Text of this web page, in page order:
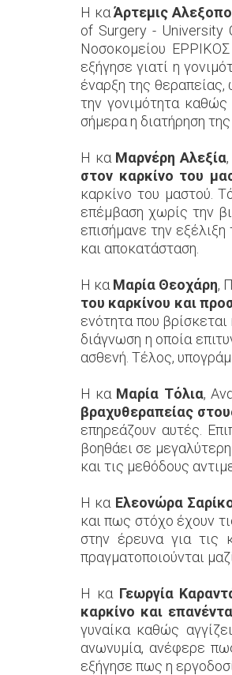
Η καΆρτεμις
of Surgery - University
Νοσοκομείου
εξήγησε γιατί η
έναρξη της
την γονιμότητα καθώς
σήμερα η διατήρηση
Η κα Μαρνέρη Αλεξία
στον καρκίνο του
καρκίνο του μαστού.
επέμβαση χωρίς την
επισήμανε την
και αποκατάσταση.
Η κα Μαρία Θεοχάρη,
του καρκίνου και
ενότητα που
διάγνωση η οποία
ασθενή. Τέλος,
Η κα Μαρία Τόλια,
βραχυθεραπείας
επηρεάζουν αυτές.
βοηθάει σε
και τις μεθόδους
Η κα Ελεονώρα
και πως στόχο έχουν
στην έρευνα για τις
πραγματοποιούνται
Η κα Γεωργία
καρκίνο και
γυναίκα καθώς
ανωνυμία, ανέφερε
εξήγησε πως η